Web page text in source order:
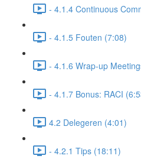
- 4.1.4 Continuous
- 4.1.5 Fouten (7:08)
- 4.1.6 Wrap-up
- 4.1.7 Bonus: RACI
4.2 Delegeren (4:01)
- 4.2.1 Tips (18:11)